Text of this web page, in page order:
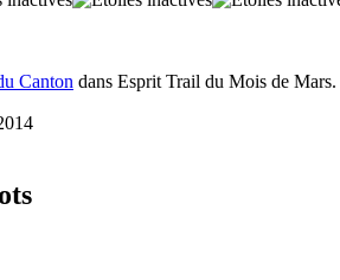
Canton dans Esprit Trail du Mois de Mars.